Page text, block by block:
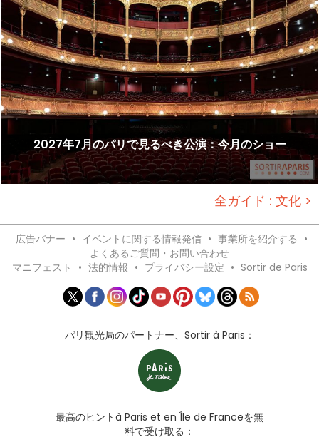
2027年7月のパリで見るべき公演：今月のショー
全ガイド : 文化 >
広告バナー • イベントに関する情報発信 • 事業所を紹介する •
よくあるご質問・お問い合わせ
マニフェスト
• 法的情報 • プライバシー設定 • Sortir de Paris
パリ観光局のパートナー、Sortir à Paris：
最高のヒントà Paris et en Île de Franceを無
料で受け取る：